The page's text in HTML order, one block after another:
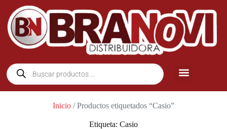
Inicio / Productos etiquetados “Casio”
Etiqueta: Casio